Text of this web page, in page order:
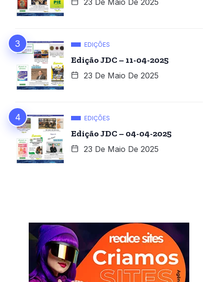
23 De Maio De 2025
EDIÇÕES
Edição JDC – 11-04-2025
23 De Maio De 2025
EDIÇÕES
Edição JDC – 04-04-2025
23 De Maio De 2025